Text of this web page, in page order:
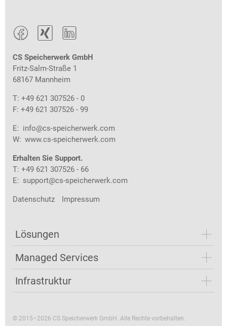
  
CS Speicherwerk GmbH
Fritz-Salm-Straße 1
68167 Mannheim
T: +49 621 307526 - 0
F: +49 621 307526 - 99
E: info@cs-speicherwerk.com
W: www.cs-speicherwerk.com
Erhalten Sie Support.
T: +49 621 307526 - 66
E: support@cs-speicherwerk.com
Datenschutz Impressum
Lösungen
Managed Services
Infrastruktur
© 2015–2026 CS Speicherwerk GmbH. Alle Rechte vorbehalten.